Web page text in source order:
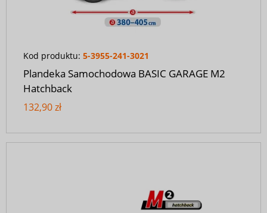
Kod produktu: 5-3955-241-3021
Plandeka Samochodowa BASIC GARAGE M2
Hatchback
132,90 zł